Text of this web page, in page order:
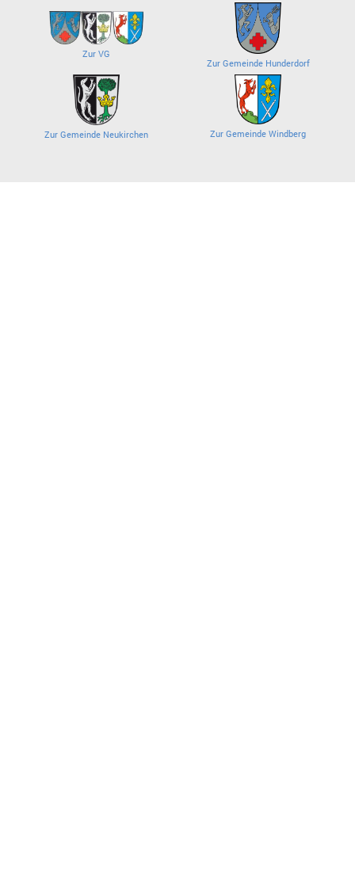
Zur VG
Zur Gemeinde Hunderdorf
Zur Gemeinde Neukirchen Zur Gemeinde Windberg